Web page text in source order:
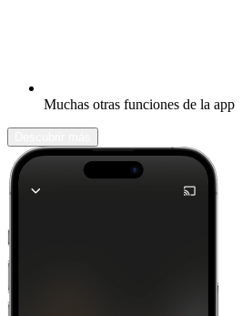
Muchas otras funciones de la app